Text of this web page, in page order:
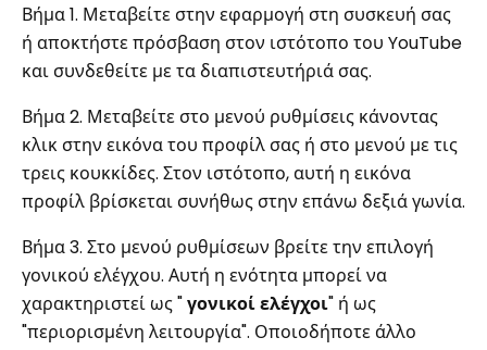
Βήμα 1. Μεταβείτε στην εφαρμογή στη συσκευή σας
ή αποκτήστε πρόσβαση στον ιστότοπο του YouTube
και συνδεθείτε με τα διαπιστευτήριά σας.
Βήμα 2. Μεταβείτε στο μενού ρυθμίσεις κάνοντας
κλικ στην εικόνα του προφίλ σας ή στο μενού με τις
τρεις κουκκίδες. Στον ιστότοπο, αυτή η εικόνα
προφίλ βρίσκεται συνήθως στην επάνω δεξιά γωνία.
Βήμα 3. Στο μενού ρυθμίσεων βρείτε την επιλογή
γονικού ελέγχου. Αυτή η ενότητα μπορεί να
χαρακτηριστεί ως "γονικοί ελέγχοι" ή ως
"περιορισμένη λειτουργία". Οποιοδήποτε άλλο